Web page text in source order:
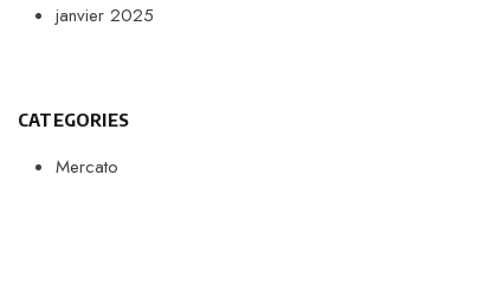
janvier 2025
CATEGORIES
Mercato